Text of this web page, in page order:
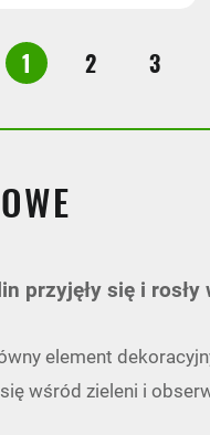
1 2 3
przyjęły się i
element
wśród zieleni i